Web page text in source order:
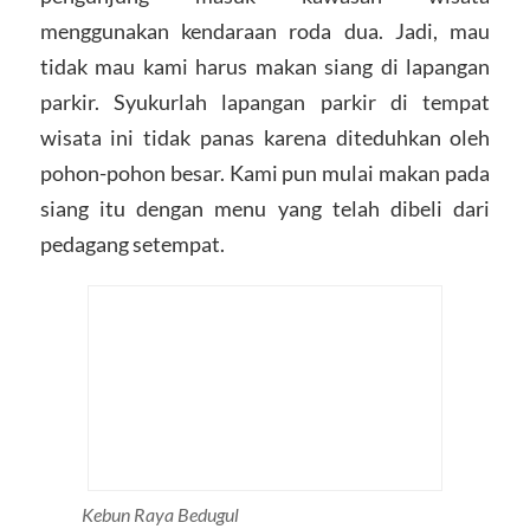
menggunakan kendaraan roda dua. Jadi, mau
tidak mau kami harus makan siang di lapangan
parkir. Syukurlah lapangan parkir di tempat
wisata ini tidak panas karena diteduhkan oleh
pohon-pohon besar. Kami pun mulai makan pada
siang itu dengan menu yang telah dibeli dari
pedagang setempat.
Kebun Raya Bedugul